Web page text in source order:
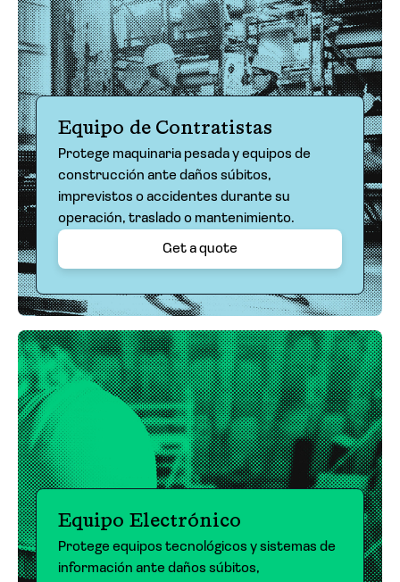
Equipo de Contratistas
Protege maquinaria pesada y equipos de
construcción ante daños súbitos,
imprevistos o accidentes durante su
operación, traslado o mantenimiento.
Get a quote
Equipo Electrónico
Protege equipos tecnológicos y sistemas de
información ante daños súbitos,